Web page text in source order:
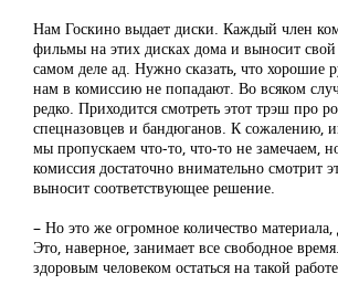
Нам Госкино выдает диски. Каждый член
фильмы на этих дисках дома и выносит
самом деле ад. Нужно сказать, что хорошие
нам в комиссию не попадают. Во всяком
редко. Приходится смотреть этот трэш про
спецназовцев и бандюганов. К сожалению,
мы пропускаем что-то, что-то не замечаем,
комиссия достаточно внимательно смотрит
выносит соответствующее решение.
– Но это же огромное количество материала,
Это, наверное, занимает все свободное
здоровым человеком остаться на такой